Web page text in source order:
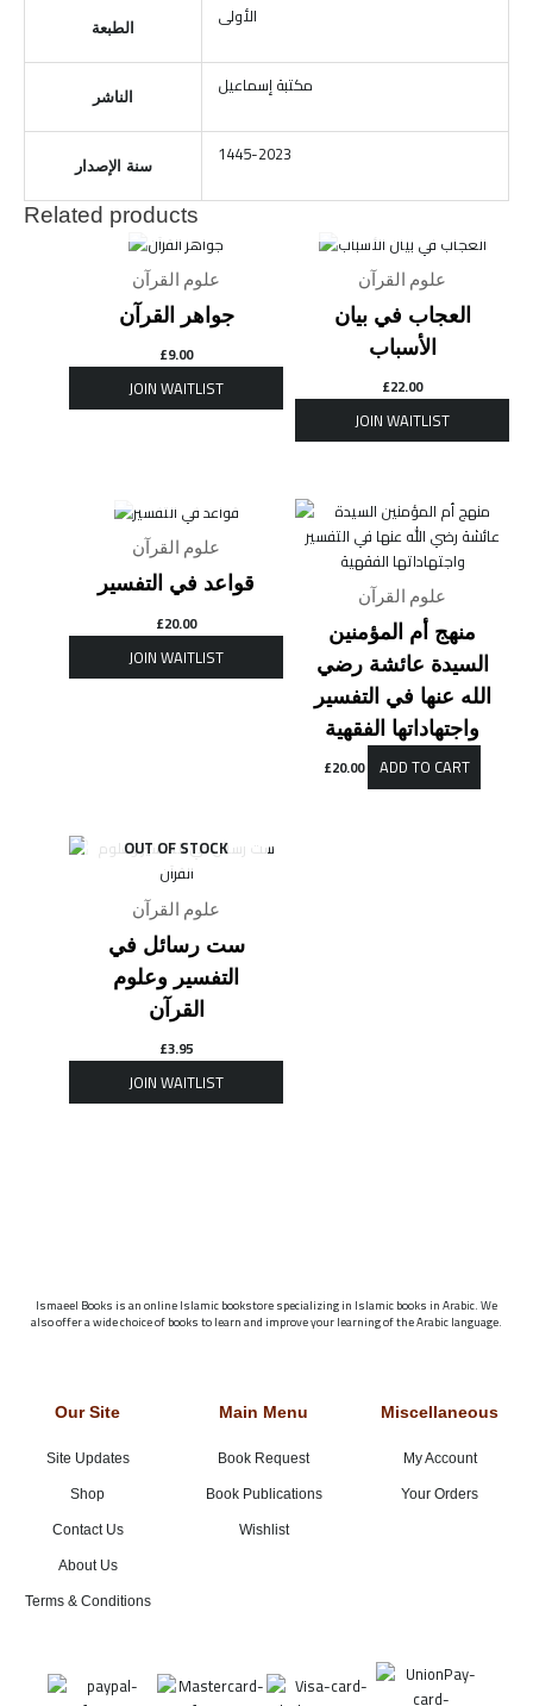
الطبعة الأولى
الناشر مكتبة إسماعيل
سنة الإصدار 1445-2023
Related products
OUT OF STOCK
علوم القرآن
جواهر القرآن
£9.00
علوم القرآن
العجاب في بيان
الأسباب
£22.00
علوم القرآن
قواعد في التفسير
£20.00
علوم القرآن
منهج أم المؤمنين
السيدة عائشة رضي
الله عنها في التفسير
واجتهاداتها الفقهية
£20.00 ADD TO CART
OUT OF STOCK
علوم القرآن
ست رسائل في
التفسير وعلوم
القرآن
£3.95
Ismaeel Books is an online Islamic bookstore specializing in Islamic books in Arabic. We
also offer a wide choice of books to learn and improve your learning of the Arabic language.
Our Site
Site Updates
Shop
Contact Us
About Us
Terms & Conditions
Main Menu
Book Request
Book Publications
Wishlist
Miscellaneous
My Account
Your Orders